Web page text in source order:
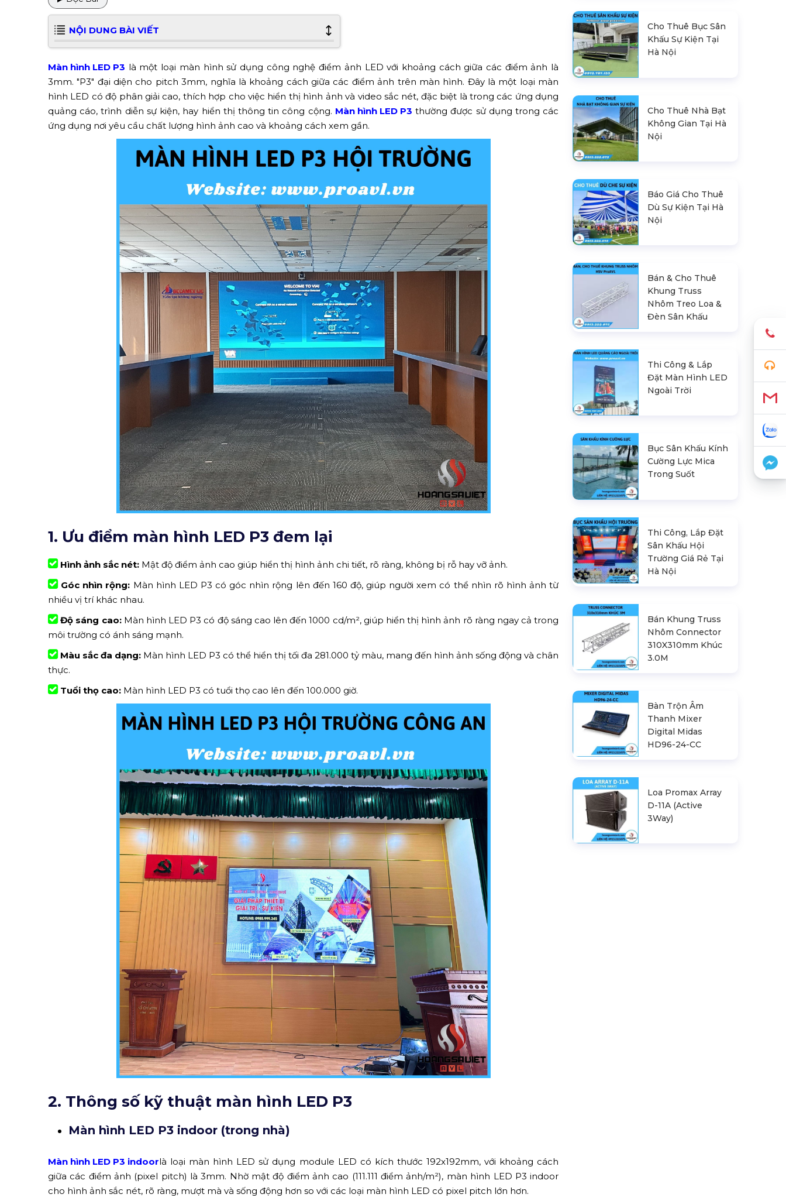
NỘI DUNG BÀI VIẾT
Màn hình LED P3 là một loại màn hình sử dụng công nghệ điểm ảnh LED với khoảng cách giữa các điểm ảnh là
3mm. "P3" đại diện cho pitch 3mm, nghĩa là khoảng cách giữa các điểm ảnh trên màn hình. Đây là một loại màn
hình LED có độ phân giải cao, thích hợp cho việc hiển thị hình ảnh và video sắc nét, đặc biệt là trong các ứng dụng
quảng cáo, trình diễn sự kiện, hay hiển thị thông tin công cộng. Màn hình LED P3 thường được sử dụng trong các
ứng dụng nơi yêu cầu chất lượng hình ảnh cao và khoảng cách xem gần.
1. Ưu điểm màn hình LED P3 đem lại
Hình ảnh sắc nét: Mật độ điểm ảnh cao giúp hiển thị hình ảnh chi tiết, rõ ràng, không bị rỗ hay vỡ ảnh.
Góc nhìn rộng: Màn hình LED P3 có góc nhìn rộng lên đến 160 độ, giúp người xem có thể nhìn rõ hình ảnh từ
nhiều vị trí khác nhau.
Độ sáng cao:Màn hình LED P3 có độ sáng cao lên đến 1000 cd/m², giúp hiển thị hình ảnh rõ ràng ngay cả trong
môi trường có ánh sáng mạnh.
Màu sắc đa dạng: Màn hình LED P3 có thể hiển thị tối đa 281.000 tỷ màu, mang đến hình ảnh sống động và chân
thực.
Tuổi thọ cao: Màn hình LED P3 có tuổi thọ cao lên đến 100.000 giờ.
2. Thông số kỹ thuật màn hình LED P3
Màn hình LED P3 indoor (trong nhà)
Màn hình LED P3 indoorlà loại màn hình LED sử dụng module LED có kích thước 192x192mm, với khoảng cách
giữa các điểm ảnh (pixel pitch) là 3mm. Nhờ mật độ điểm ảnh cao (111.111 điểm ảnh/m²), màn hình LED P3 indoor
cho hình ảnh sắc nét, rõ ràng, mượt mà và sống động hơn so với các loại màn hình LED có pixel pitch lớn hơn.
Cho Thuê Bục Sân
Khấu Sự Kiện Tại
Hà Nội
Cho Thuê Nhà Bạt
Không Gian Tại Hà
Nội
Báo Giá Cho Thuê
Dù Sự Kiện Tại Hà
Nội
Bán & Cho Thuê
Khung Truss
Nhôm Treo Loa &
Đèn Sân Khấu
Thi Công & Lắp
Đặt Màn Hình LED
Ngoài Trời
Bục Sân Khấu Kính
Cường Lực Mica
Trong Suốt
Thi Công, Lắp Đặt
Sân Khấu Hội
Trường Giá Rẻ Tại
Hà Nội
Bán Khung Truss
Nhôm Connector
310X310mm Khúc
3.0M
Bàn Trộn Âm
Thanh Mixer
Digital Midas
HD96-24-CC
Loa Promax Array
D-11A (Active
3Way)